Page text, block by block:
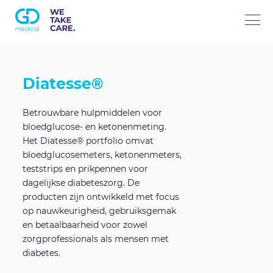
B-to-B Internationale handel
Medical Care
Productcategorieën
Geavanceerde wondbehandeling
Reconstructieve chirurgie
Werken bij GD Medical
Diatesse®
Betrouwbare hulpmiddelen voor
bloedglucose- en ketonenmeting.
Het Diatesse® portfolio omvat
bloedglucosemeters, ketonenmeters,
teststrips en prikpennen voor
dagelijkse diabeteszorg. De
producten zijn ontwikkeld met focus
op nauwkeurigheid, gebruiksgemak
en betaalbaarheid voor zowel
zorgprofessionals als mensen met
diabetes.